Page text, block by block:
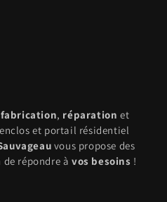
fabrication, réparationet
et portail résidentiel
vous propose des
de répondre àvos besoins !